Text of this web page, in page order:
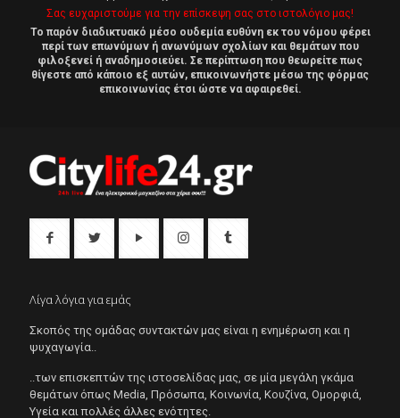
Σας ευχαριστούμε για την επίσκεψη σας στο ιστολόγιο μας!
Το παρόν διαδικτυακό μέσο ουδεμία ευθύνη εκ του νόμου φέρει
περί των επωνύμων ή ανωνύμων σχολίων και θεμάτων που
φιλοξενεί ή αναδημοσιεύει. Σε περίπτωση που θεωρείτε πως
θίγεστε από κάποιο εξ αυτών, επικοινωνήστε μέσω της φόρμας
επικοινωνίας έτσι ώστε να αφαιρεθεί.
Λίγα λόγια για εμάς
Σκοπός της ομάδας συντακτών μας είναι η ενημέρωση και η
ψυχαγωγία..
..των επισκεπτών της ιστοσελίδας μας, σε μία μεγάλη γκάμα
θεμάτων όπως Μedia, Πρόσωπα, Κοινωνία, Κουζίνα, Ομορφιά,
Υγεία και πολλές άλλες ενότητες.